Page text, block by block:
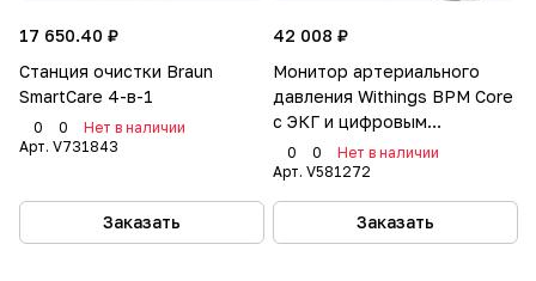
17 650.40 ₽
Станция очистки Braun
SmartCare 4-в-1
0 0
Нет в наличии
Арт. V731843
Заказать
42 008 ₽
Монитор артериального
давления Withings BPM Core
с ЭКГ и цифровым
стетоскопом
0 0
Нет в наличии
Арт. V581272
Заказать